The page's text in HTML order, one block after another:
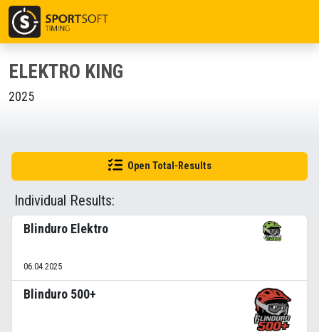
ELEKTRO KING
2025
Open Total-Results
Individual Results:
Blinduro Elektro
06.04.2025
Blinduro 500+